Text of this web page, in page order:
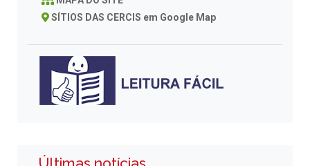
SÍTIOS DAS CERCIS em Google Map